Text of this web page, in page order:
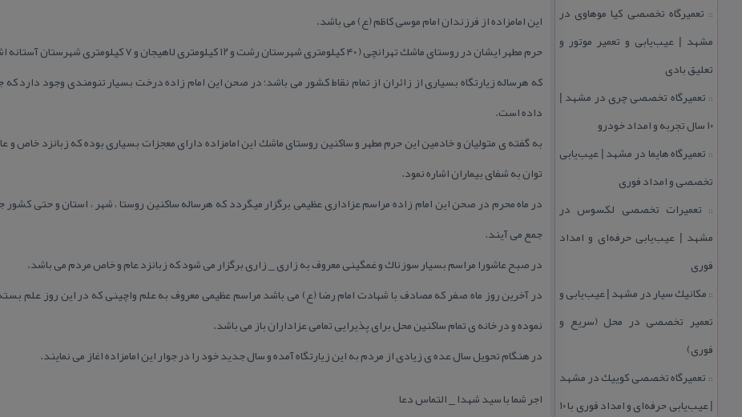
:: تعمیرگاه تخصصی كیا موهاوی در
مشهد | عیب‌یابی و تعمیر موتور و
تعلیق بادی
:: تعمیرگاه تخصصی چری در مشهد |
۱۰ سال تجربه و امداد خودرو
:: تعمیرگاه هایما در مشهد | عیب‌یابی
تخصصی و امداد فوری
:: تعمیرات تخصصی لكسوس در
مشهد | عیب‌یابی حرفه‌ای و امداد
فوری
:: مكانیك سیار در مشهد | عیب‌یابی و
تعمیر تخصصی در محل (سریع و
فوری)
:: تعمیرگاه تخصصی كوییك در مشهد
| عیب‌یابی حرفه‌ای و امداد فوری با ۱۰
این امامزاده از فرزندان امام موسی كاظم (ع) می باشد.
حرم مطهر ایشان در روستای ماشك تهرانچی ( ۴۰ كیلومتری شهرستان رشت و ۱۲ كیلومتری لاهیجان و ۷ كیلومتری شهرستان آستانه اشرفیه ) واقع می باشد.
كه هرساله زیارتگاه بسیاری از زائران از تمام نقاط كشور می باشد؛ در صحن این امام زاده درخت بسیار تنومندی وجود دارد
داده است.
به گفته ی متولیان و خادمین این حرم مطهر و ساكنین روستای ماشك این امامزاده دارای معجزات بسیاری بوده كه زبانزد خاص
توان به شفای بیماران اشاره نمود.
در ماه محرم در صحن این امام زاده مراسم عزاداری عظیمی برگزار میگردد كه هرساله ساكنین روستا ، شهر ، استان و حتی
جمع می آیند.
در صبح عاشورا مراسم بسیار سوزناك و غمگینی معروف به زاری _ زاری برگزار می شود كه زبانزد عام و خاص مردم می باشد.
در آخرین روز ماه صفر كه مصادف با شهادت امام رضا (ع) می باشد مراسم عظیمی معروف به علم واچینی كه در این روز علم
نموده و در خانه ی تمام ساكنین محل برای پذیرایی تمامی عزاداران باز می باشد.
در هنگام تحویل سال عده ی زیادی از مردم به این زیارتگاه آمده و سال جدید خود را در جوار این امامزاده اغاز می نمایند.
اجر شما با سید شهدا _ التماس دعا